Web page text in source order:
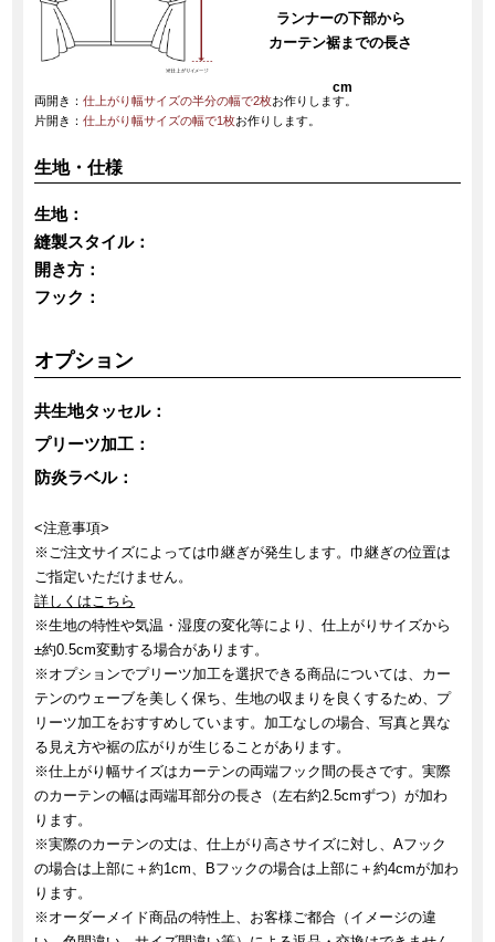
両開き：仕上がり幅サイズの半分の幅で2枚お作りします。
片開き：仕上がり幅サイズの幅で1枚お作りします。
ランナーの下部から
カーテン裾までの長さ
cm
生地・仕様
生地：
縫製スタイル：
開き方：
フック：
オプション
共生地タッセル：
プリーツ加工：
防炎ラベル：
<注意事項>
※ご注文サイズによっては巾継ぎが発生します。巾継ぎの位置は
ご指定いただけません。
詳しくはこちら
※生地の特性や気温・湿度の変化等により、仕上がりサイズから
±約0.5cm変動する場合があります。
※オプションでプリーツ加工を選択できる商品については、カー
テンのウェーブを美しく保ち、生地の収まりを良くするため、プ
リーツ加工をおすすめしています。加工なしの場合、写真と異な
る見え方や裾の広がりが生じることがあります。
※仕上がり幅サイズはカーテンの両端フック間の長さです。実際
のカーテンの幅は両端耳部分の長さ（左右約2.5cmずつ）が加わ
ります。
※実際のカーテンの丈は、仕上がり高さサイズに対し、Aフック
の場合は上部に＋約1cm、Bフックの場合は上部に＋約4cmが加わ
ります。
※オーダーメイド商品の特性上、お客様ご都合（イメージの違